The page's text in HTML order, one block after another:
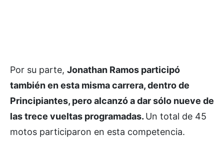
Por su parte, Jonathan Ramos participó
también en esta misma carrera, dentro de
Principiantes, pero alcanzó a dar sólo nueve de
las trece vueltas programadas. Un total de 45
motos participaron en esta competencia.